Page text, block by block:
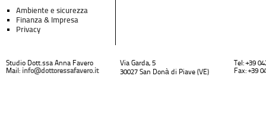
Ambiente e sicurezza
Finanza & Impresa
Privacy
Studio Dott.ssa Anna Favero
Mail: info@dottoressafavero.it
Via Garda, 5
30027 San Donà di Piave (VE)
Tel: +39
Fax: +39